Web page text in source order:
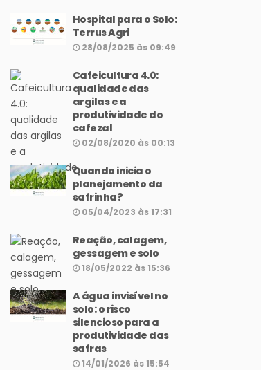
Hospital para o Solo:
Terrus Agri
28/08/2025 às 09:49
Cafeicultura 4.0:
qualidade das
argilas e a
produtividade do
cafezal
02/08/2020 às 00:13
Quando inicia o
planejamento da
safrinha?
05/04/2023 às 17:31
Reação, calagem,
gessagem e solo
18/05/2022 às 15:36
A água invisível no
solo: o risco
silencioso para a
produtividade das
safras
14/01/2026 às 15:54